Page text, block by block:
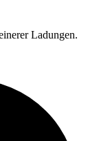
Ladungen.